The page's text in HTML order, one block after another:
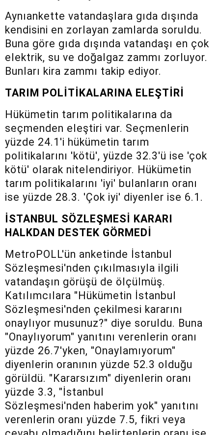
Aynıankette vatandaşlara gıda dışında
kendisini en zorlayan zamlarda soruldu.
Buna göre gıda dışında vatandaşı en çok
elektrik, su ve doğalgaz zammı zorluyor.
Bunları kira zammı takip ediyor.
TARIM POLİTİKALARINA ELEŞTİRİ
Hükümetin tarım politikalarına da
seçmenden eleştiri var. Seçmenlerin
yüzde 24.1'i hükümetin tarım
politikalarını 'kötü', yüzde 32.3'ü ise 'çok
kötü' olarak nitelendiriyor. Hükümetin
tarım politikalarını 'iyi' bulanların oranı
ise yüzde 28.3. 'Çok iyi' diyenler ise 6.1.
İSTANBUL SÖZLEŞMESİ KARARI
HALKDAN DESTEK GÖRMEDİ
MetroPOLL'ün anketinde İstanbul
Sözleşmesi'nden çıkılmasıyla ilgili
vatandaşın görüşü de ölçülmüş.
Katılımcılara "Hükümetin İstanbul
Sözleşmesi'nden çekilmesi kararını
onaylıyor musunuz?" diye soruldu. Buna
"Onaylıyorum" yanıtını verenlerin oranı
yüzde 26.7'yken, "Onaylamıyorum"
diyenlerin oranının yüzde 52.3 olduğu
görüldü. "Kararsızım" diyenlerin oranı
yüzde 3.3, "İstanbul
Sözleşmesi'nden haberim yok" yanıtını
verenlerin oranı yüzde 7.5, fikri veya